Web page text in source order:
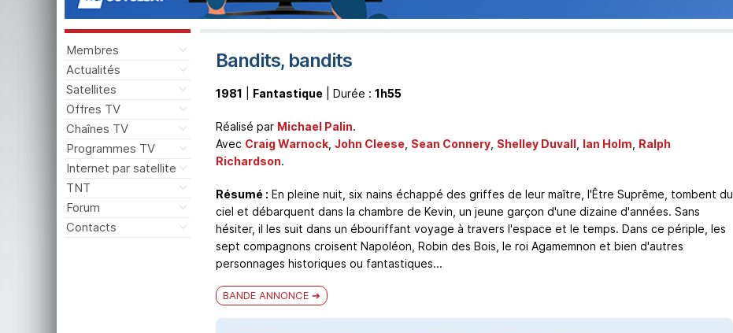
Membres
Actualités
Satellites
Offres TV
Chaînes TV
Programmes TV
Internet par satellite
TNT
Forum
Contacts
Bandits, bandits
1981 Fantastique| Durée : 1h55
Réalisé par Michael Palin.
Avec Craig Warnock, John Cleese, Sean Connery, Shelley Duvall, Ian Holm Ralph
Richardson.
Résumé : En pleine nuit, six nains échappé des griffes de leur maître, l'Être Suprême, tombent du
ciel et débarquent dans la chambre de Kevin, un jeune garçon d'une dizaine d'années. Sans
hésiter, il les suit dans un ébouriffant voyage à travers l'espace et le temps. Dans ce périple, les
sept compagnons croisent Napoléon, Robin des Bois, le roi Agamemnon et bien d'autres
personnages historiques ou fantastiques...
BANDE ANNONCE